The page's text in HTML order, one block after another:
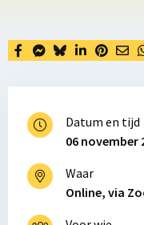
Datum en tijd
06 november
Waar
Online, via